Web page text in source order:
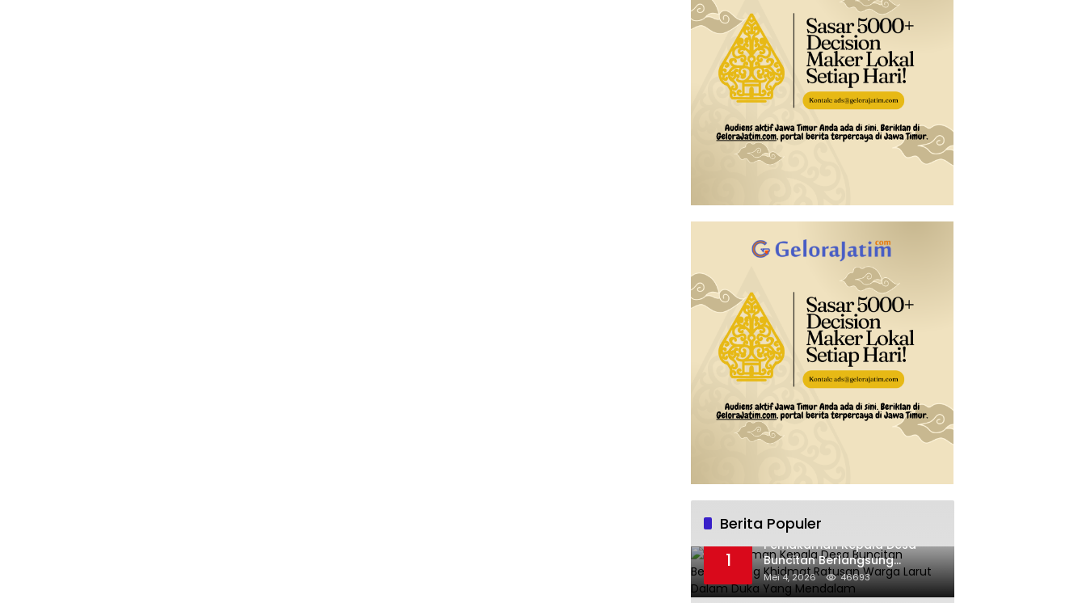
Berita Populer
1
Pemakaman Kepala Desa
Buncitan Berlangsung
Khidmat,Ratusan Warga Larut
Dalam Duka Yang Mendalam
Mei 4, 2026 46693